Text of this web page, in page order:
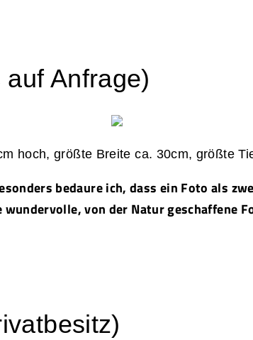
Anfrage)
hoch, größte Breite ca. 30cm, größte
bedaure ich, dass ein Foto als
von der Natur geschaffene